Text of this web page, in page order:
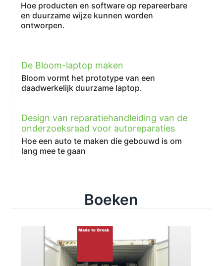
Hoe producten en software op repareerbare
en duurzame wijze kunnen worden
ontworpen.
De Bloom-laptop maken
Bloom vormt het prototype van een
daadwerkelijk duurzame laptop.
Design van reparatiehandleiding van de
onderzoeksraad voor autoreparaties
Hoe een auto te maken die gebouwd is om
lang mee te gaan
Boeken